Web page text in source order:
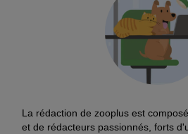
La rédaction de zooplus est
et de rédacteurs passionnés, forts